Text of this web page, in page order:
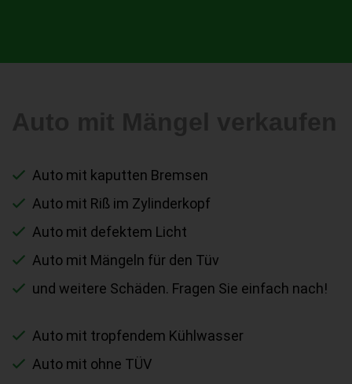
Auto mit kaputten Bremsen
Auto mit Riß im Zylinderkopf
Auto mit defektem Licht
Auto mit Mängeln für den Tüv
und weitere Schäden. Fragen Sie einfach nach!
Auto mit tropfendem Kühlwasser
Auto mit ohne TÜV